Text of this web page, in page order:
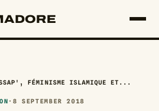
FÉMINISME ISLAMIQUE ET...
· 8 SEPTEMBER 2018